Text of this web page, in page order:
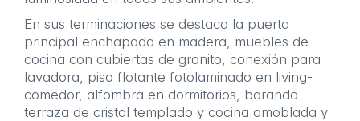
En sus terminaciones se destaca la puerta
principal enchapada en madera, muebles de
cocina con cubiertas de granito, conexión para
lavadora, piso flotante fotolaminado en living-
comedor, alfombra en dormitorios, baranda
terraza de cristal templado y cocina amoblada y